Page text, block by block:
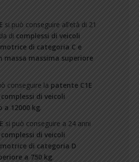
si può conseguire all’età di 21
di complessi di veicoli
di categoria C e
massa massima superiore
conseguire la patente C1E
complessi di veicoli
a 12000 kg.
si può conseguire a 24 anni
complessi di veicoli
di categoria D
a 750 kg.